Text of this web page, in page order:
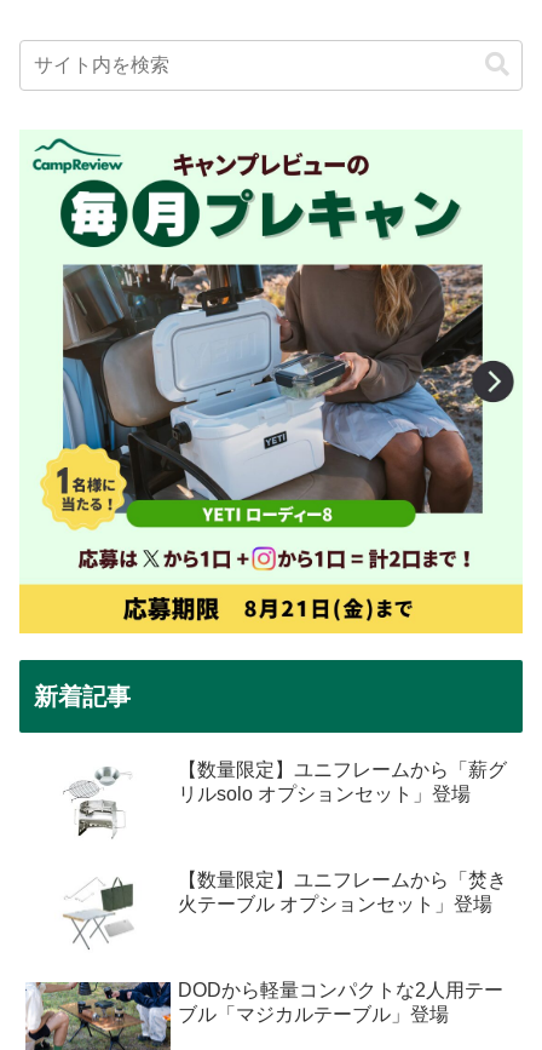
新着記事
【数量限定】ユニフレームから「薪グ
リルsolo オプションセット」登場
【数量限定】ユニフレームから「焚き
火テーブル オプションセット」登場
DODから軽量コンパクトな2人用テー
ブル「マジカルテーブル」登場